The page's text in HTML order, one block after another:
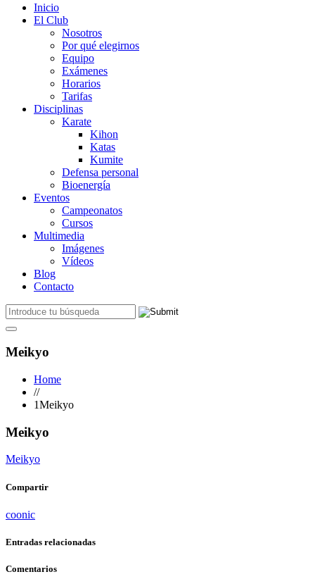
Inicio
El Club
Nosotros
Por qué elegirnos
Equipo
Exámenes
Horarios
Tarifas
Disciplinas
Karate
Kihon
Katas
Kumite
Defensa personal
Bioenergía
Eventos
Campeonatos
Cursos
Multimedia
Imágenes
Vídeos
Blog
Contacto
Meikyo
Home
//
1Meikyo
Meikyo
Meikyo
Compartir
coonic
Entradas relacionadas
Comentarios